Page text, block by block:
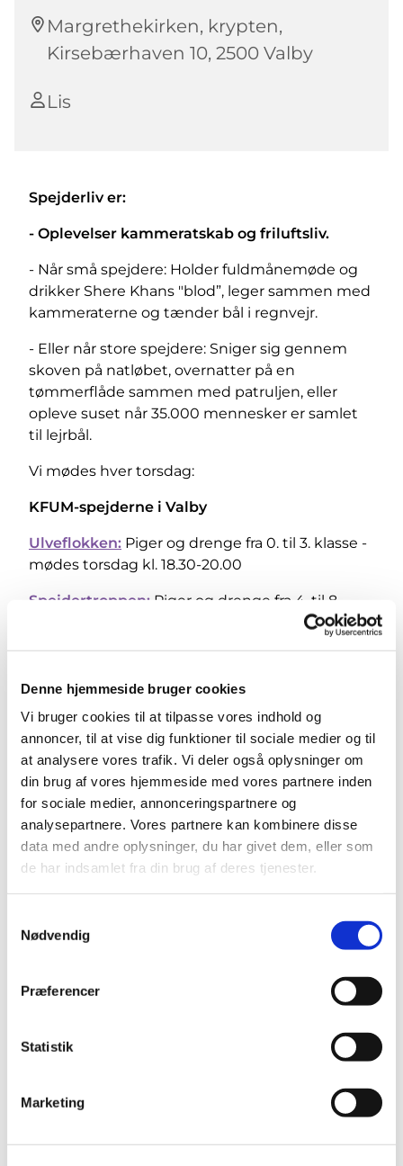
Denne hjemmeside bruger cookies
Vi bruger cookies til at tilpasse vores indhold og
annoncer, til at vise dig funktioner til sociale medier og til
at analysere vores trafik. Vi deler også oplysninger om
din brug af vores hjemmeside med vores partnere inden
for sociale medier, annonceringspartnere og
analysepartnere. Vores partnere kan kombinere disse
data med andre oplysninger, du har givet dem, eller som
de har indsamlet fra din brug af deres tjenester.
Nødvendig
Præferencer
Statistik
Marketing
Margrethekirken, krypten,
Kirsebærhaven 10, 2500 Valby
Lis
Spejderliv er:
- Oplevelser kammeratskab og friluftsliv.
- Når små spejdere: Holder fuldmånemøde og
drikker Shere Khans "blod”, leger sammen med
kammeraterne og tænder bål i regnvejr.
- Eller når store spejdere: Sniger sig gennem
skoven på natløbet, overnatter på en
tømmerflåde sammen med patruljen, eller
opleve suset når 35.000 mennesker er samlet
til lejrbål.
Vi mødes hver torsdag:
KFUM-spejderne i Valby
Ulveflokken: Piger og drenge fra 0. til 3. klasse -
mødes torsdag kl. 18.30-20.00
Spejdertroppen: Piger og drenge fra 4. til 8.
10, 2500 Valby. I kælderen, indgang mod
Frugthaven.
Kontakt:Send en mail til:
kfum.vigerslevgruppe@gmail.com.
Har du lyst til at gå til spejder - så læs her